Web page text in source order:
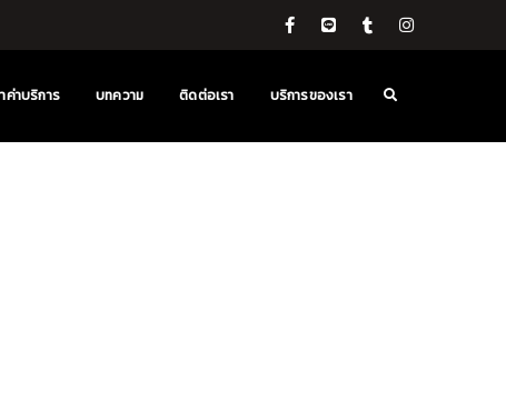
ค่าบริการ บทความ ติดต่อเรา บริการของเรา